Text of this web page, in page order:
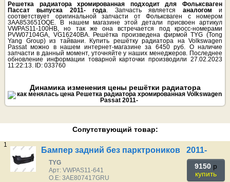
Решетка радиатора хромированная подходит для Фольксваген
Пассат выпуска 2011- года. Запчасть является аналогом и
соответствует оригинальной запчасти от Фольксваген с номером
3AA853651OQE. В нашем магазине этой детали присвоен артикул
VWPAS11-100HB, но так же она встречается под кросс-номерами
PVW07104GA, VG16240BA. Решётка произведена фирмой TYG (Tong
Yang Group) из тайвани. Купить решётку радиатора на Volkswagen
Passat можно в нашем интернет-магазине за 6450 руб. О наличие
запчасти в данный момент, уточняйте у наших менеджеров. Последнее
обновление информации товарной карточки производили 27.02.2023
11:22:13. ID: 033760
Динамика изменения цены решётки радиатора
Сопутствующий товар:
1
Бампер задний без парктроников 2011-
TYG
Арт: VWPAS11-641
O.E: 3AE807417GRU
9150 p
купить